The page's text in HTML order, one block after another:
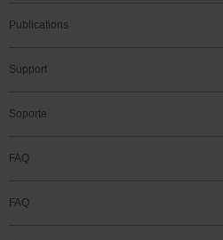
Publications
Support
Soporte
FAQ
FAQ